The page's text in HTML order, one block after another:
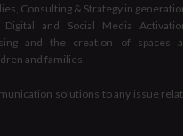
Consulting & Strategy in
and Social Media
and the creation of spaces
and families.
solutions to any issue